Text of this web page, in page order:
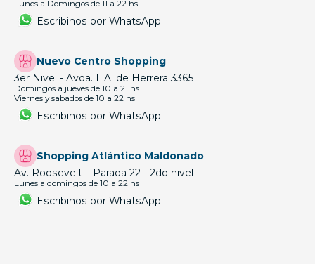
Lunes a Domingos de 11 a 22 hs
Escribinos por WhatsApp
Nuevo Centro Shopping
3er Nivel - Avda. L.A. de Herrera 3365
Domingos a jueves de 10 a 21 hs
Viernes y sabados de 10 a 22 hs
Escribinos por WhatsApp
Shopping Atlántico Maldonado
Av. Roosevelt – Parada 22 - 2do nivel
Lunes a domingos de 10 a 22 hs
Escribinos por WhatsApp